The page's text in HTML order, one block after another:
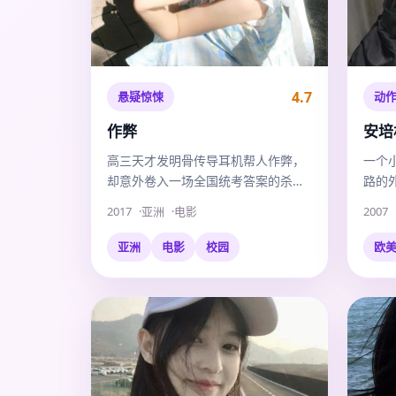
悬疑惊悚 4.7
作弊
高三天才发明骨传导耳机帮人作弊，
却意外卷入一场全国统考答案的杀人
2017 亚洲 电影
亚洲 电影 校园
动
安
一个
路的
2007
欧美